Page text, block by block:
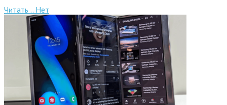
Читать .. Нет